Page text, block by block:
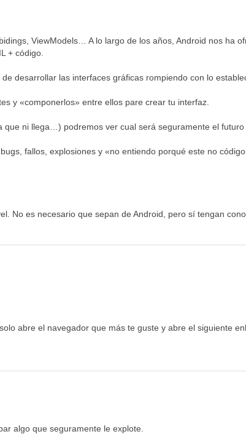
ViewModels… A lo largo de los años, Android nos ha
+ código.
de desarrollar las interfaces gráficas rompiendo con lo
y «componerlos» entre ellos pare crear tu interfaz.
ni llega…) podremos ver cual será seguramente el futuro
fallos, explosiones y «no entiendo porqué este no
No es necesario que sepan de Android, pero sí tengan
abre el navegador que más te guste y abre el siguiente
algo que seguramente le explote.